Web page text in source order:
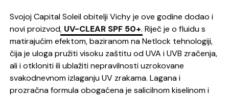
Svojoj Capital Soleil obitelji Vichy je ove godine dodao i
novi proizvod, UV-CLEAR SPF 50+. Riječ je o fluidu s
matirajućim efektom, baziranom na Netlock tehnologiji,
čija je uloga pružiti visoku zaštitu od UVA i UVB zračenja,
ali i otkloniti ili ublažiti nepravilnosti uzrokovane
svakodnevnom izlaganju UV zrakama. Lagana i
prozračna formula obogaćena je salicilnom kiselinom i